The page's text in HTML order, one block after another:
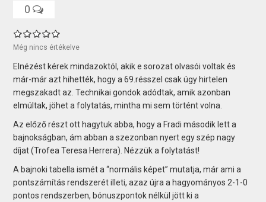
0
Még nincs értékelve
Elnézést kérek mindazoktól, akik e sorozat olvasói voltak és
már-már azt hihették, hogy a 69.résszel csak úgy hirtelen
megszakadt az. Technikai gondok adódtak, amik azonban
elmúltak, jöhet a folytatás, mintha mi sem történt volna.
Az előző részt ott hagytuk abba, hogy a Fradi második lett a
bajnokságban, ám abban a szezonban nyert egy szép nagy
díjat (Trofea Teresa Herrera). Nézzük a folytatást!
A bajnoki tabella ismét a “normális képet” mutatja, már ami a
pontszámítás rendszerét illeti, azaz újra a hagyományos 2-1-0
pontos rendszerben, bónuszpontok nélkül jött ki a